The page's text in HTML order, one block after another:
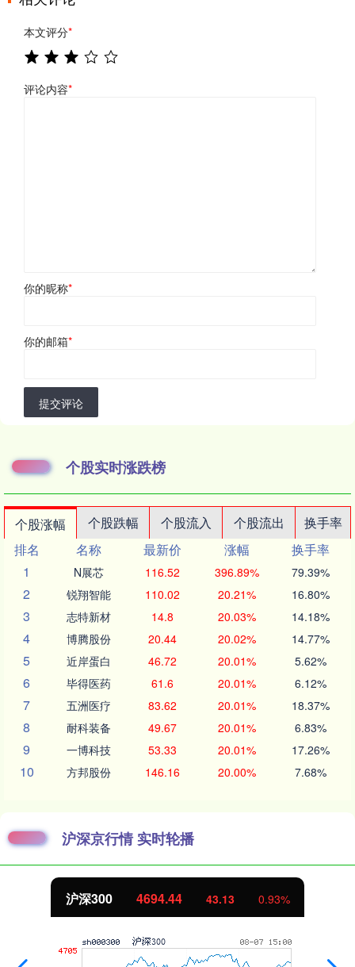
本文评分*
评论内容*
你的昵称*
你的邮箱*
提交评论
个股实时涨跌榜
个股涨幅 个股跌幅 个股流入 个股流出
换手率
排名
名称 最新价 涨幅
换手率
1
N展芯 116.52 396.89% 79.39%
2 锐翔智能 110.02 20.21% 16.80%
3 志特新材 14.8 20.03% 14.18%
4 博腾股份 20.44 20.02% 14.77%
5 近岸蛋白 46.72 20.01% 5.62%
6 毕得医药 61.6 20.01% 6.12%
7 五洲医疗 83.62 20.01% 18.37%
8 耐科装备 49.67 20.01% 6.83%
9 一博科技 53.33 20.01% 17.26%
10 方邦股份 146.16 20.00% 7.68%
沪深京行情 实时轮播
沪深300 4694.44 43.13 0.93%